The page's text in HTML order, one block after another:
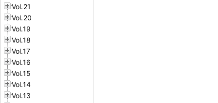
Vol.21
Vol.20
Vol.19
Vol.18
Vol.17
Vol.16
Vol.15
Vol.14
Vol.13